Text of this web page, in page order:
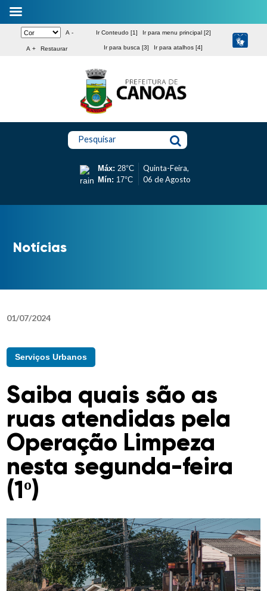
A -
A + Restaurar
Ir Conteudo [1] Ir para menu principal [2]
Ir para busca [3] Ir para atalhos [4]
Pesquisar
Máx: 28°C
Mín: 17°C
Quinta-Feira,
06 de Agosto
Notícias
01/07/2024
Serviços Urbanos
Saiba quais são as
ruas atendidas pela
Operação Limpeza
nesta segunda-feira
(1º)